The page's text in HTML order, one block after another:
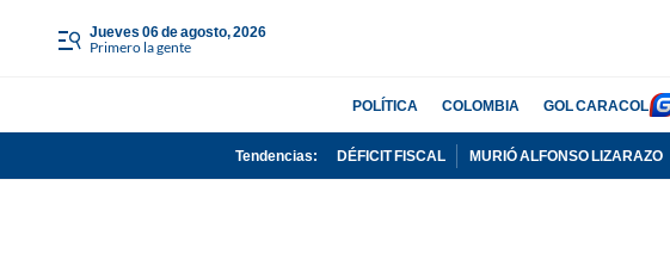
jueves 06 de agosto, 2026
Primero la gente
POLÍTICA COLOMBIA GOL CARACOL
Tendencias: DÉFICIT FISCAL MURIÓ ALFONSO LIZARAZO